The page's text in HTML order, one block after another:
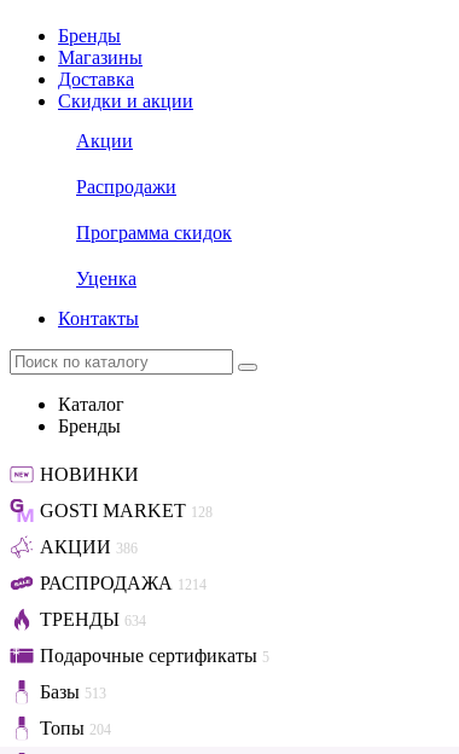
Бренды
Магазины
Доставка
Скидки и акции
Акции
Распродажи
Программа скидок
Уценка
Контакты
Каталог
Бренды
НОВИНКИ
GOSTI MARKET 128
АКЦИИ 386
РАСПРОДАЖА 1214
ТРЕНДЫ 634
Подарочные сертификаты 5
Базы 513
Топы 204